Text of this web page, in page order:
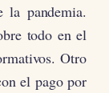
la pandemia.
todo en el
Otro
el pago por